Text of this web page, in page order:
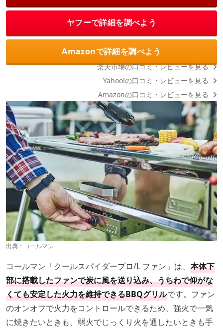
ヤフーで詳細を調べよう
Amazonで詳細を調べよう
出典： コールマン
コールマン「クールスパイダープロ/L ファン」は、 本体下
部に搭載したファンで炭に風を送り込み、うちわで仰がな
くても安定した火力を維持できるBBQグリルです。ファン
のオンオフで火力をコントロールできるため、強火で一気
に焼きたいときも、弱火でじっくり火を通したいときも手
楽天市場の口コミ・レビューを見る
Yahoo!の口コミ・レビューを見る
Amazonの口コミ・レビューを見る